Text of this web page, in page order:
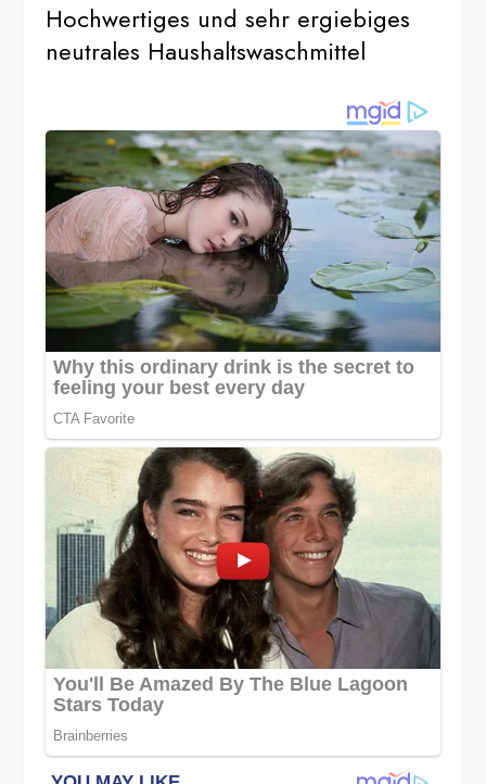
Hochwertiges und sehr ergiebiges
neutrales Haushaltswaschmittel